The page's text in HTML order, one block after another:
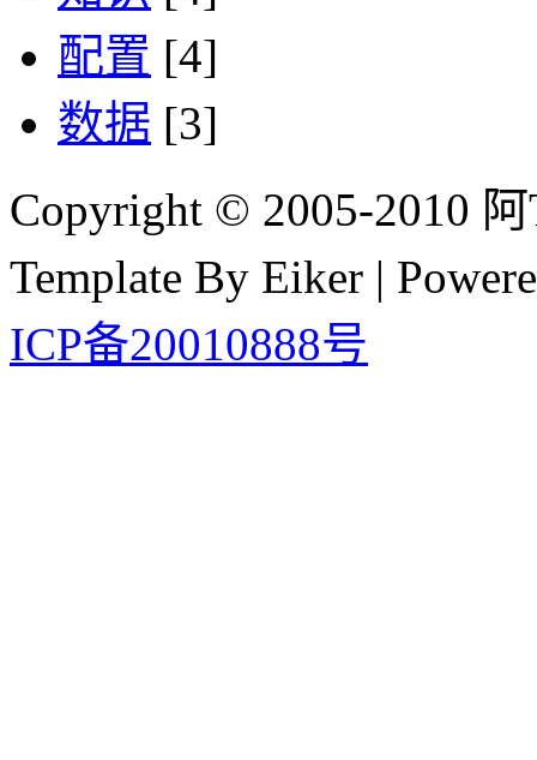
配置 [4]
数据 [3]
Copyright © 2005-2010
Template By Eiker |
ICP备20010888号